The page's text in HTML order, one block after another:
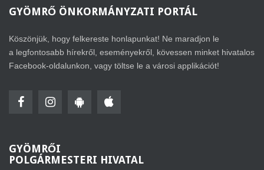
GYÖMRŐ ÖNKORMÁNYZATI PORTÁL
Köszönjük, hogy felkereste honlapunkat! Ne maradjon le
a legfontosabb hírekről, eseményekről, kövessen minket hivatalos
Facebook-oldalunkon, vagy töltse le a városi applikációt!
GYÖMRŐI
POLGÁRMESTERI HIVATAL